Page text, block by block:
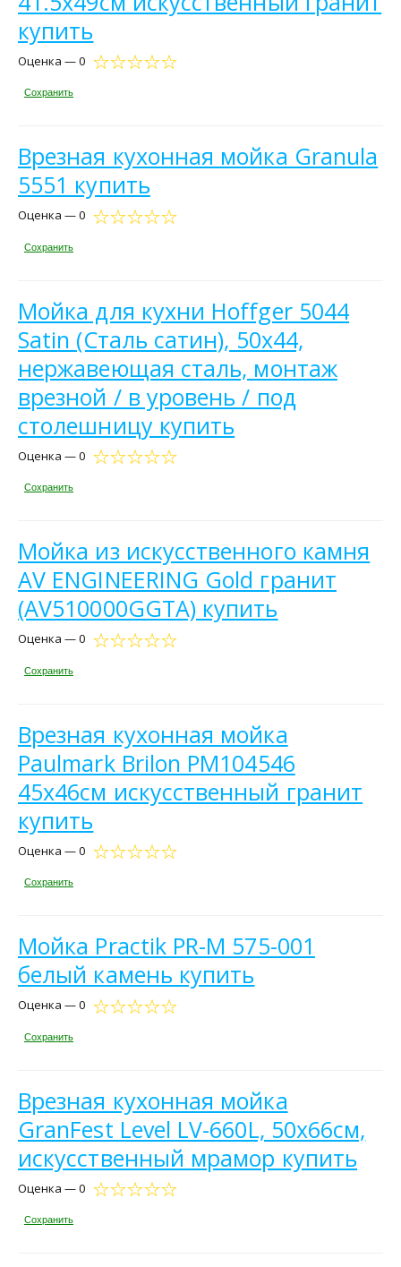
купить
Оценка — 0
Сохранить
Врезная кухонная мойка Granula
5551 купить
Оценка — 0
Сохранить
Мойка для кухни Hoffger 5044
Satin (Сталь сатин), 50x44,
нержавеющая сталь, монтаж
врезной / в уровень / под
столешницу купить
Оценка — 0
Сохранить
Мойка из искусственного камня
AV ENGINEERING Gold гранит
(AV510000GGTA) купить
Оценка — 0
Сохранить
Врезная кухонная мойка
Paulmark Brilon PM104546
45х46см искусственный гранит
купить
Оценка — 0
Сохранить
Мойка Practik PR-M 575-001
белый камень купить
Оценка — 0
Сохранить
Врезная кухонная мойка
GranFest Level LV-660L, 50х66см,
искусственный мрамор купить
Оценка — 0
Сохранить